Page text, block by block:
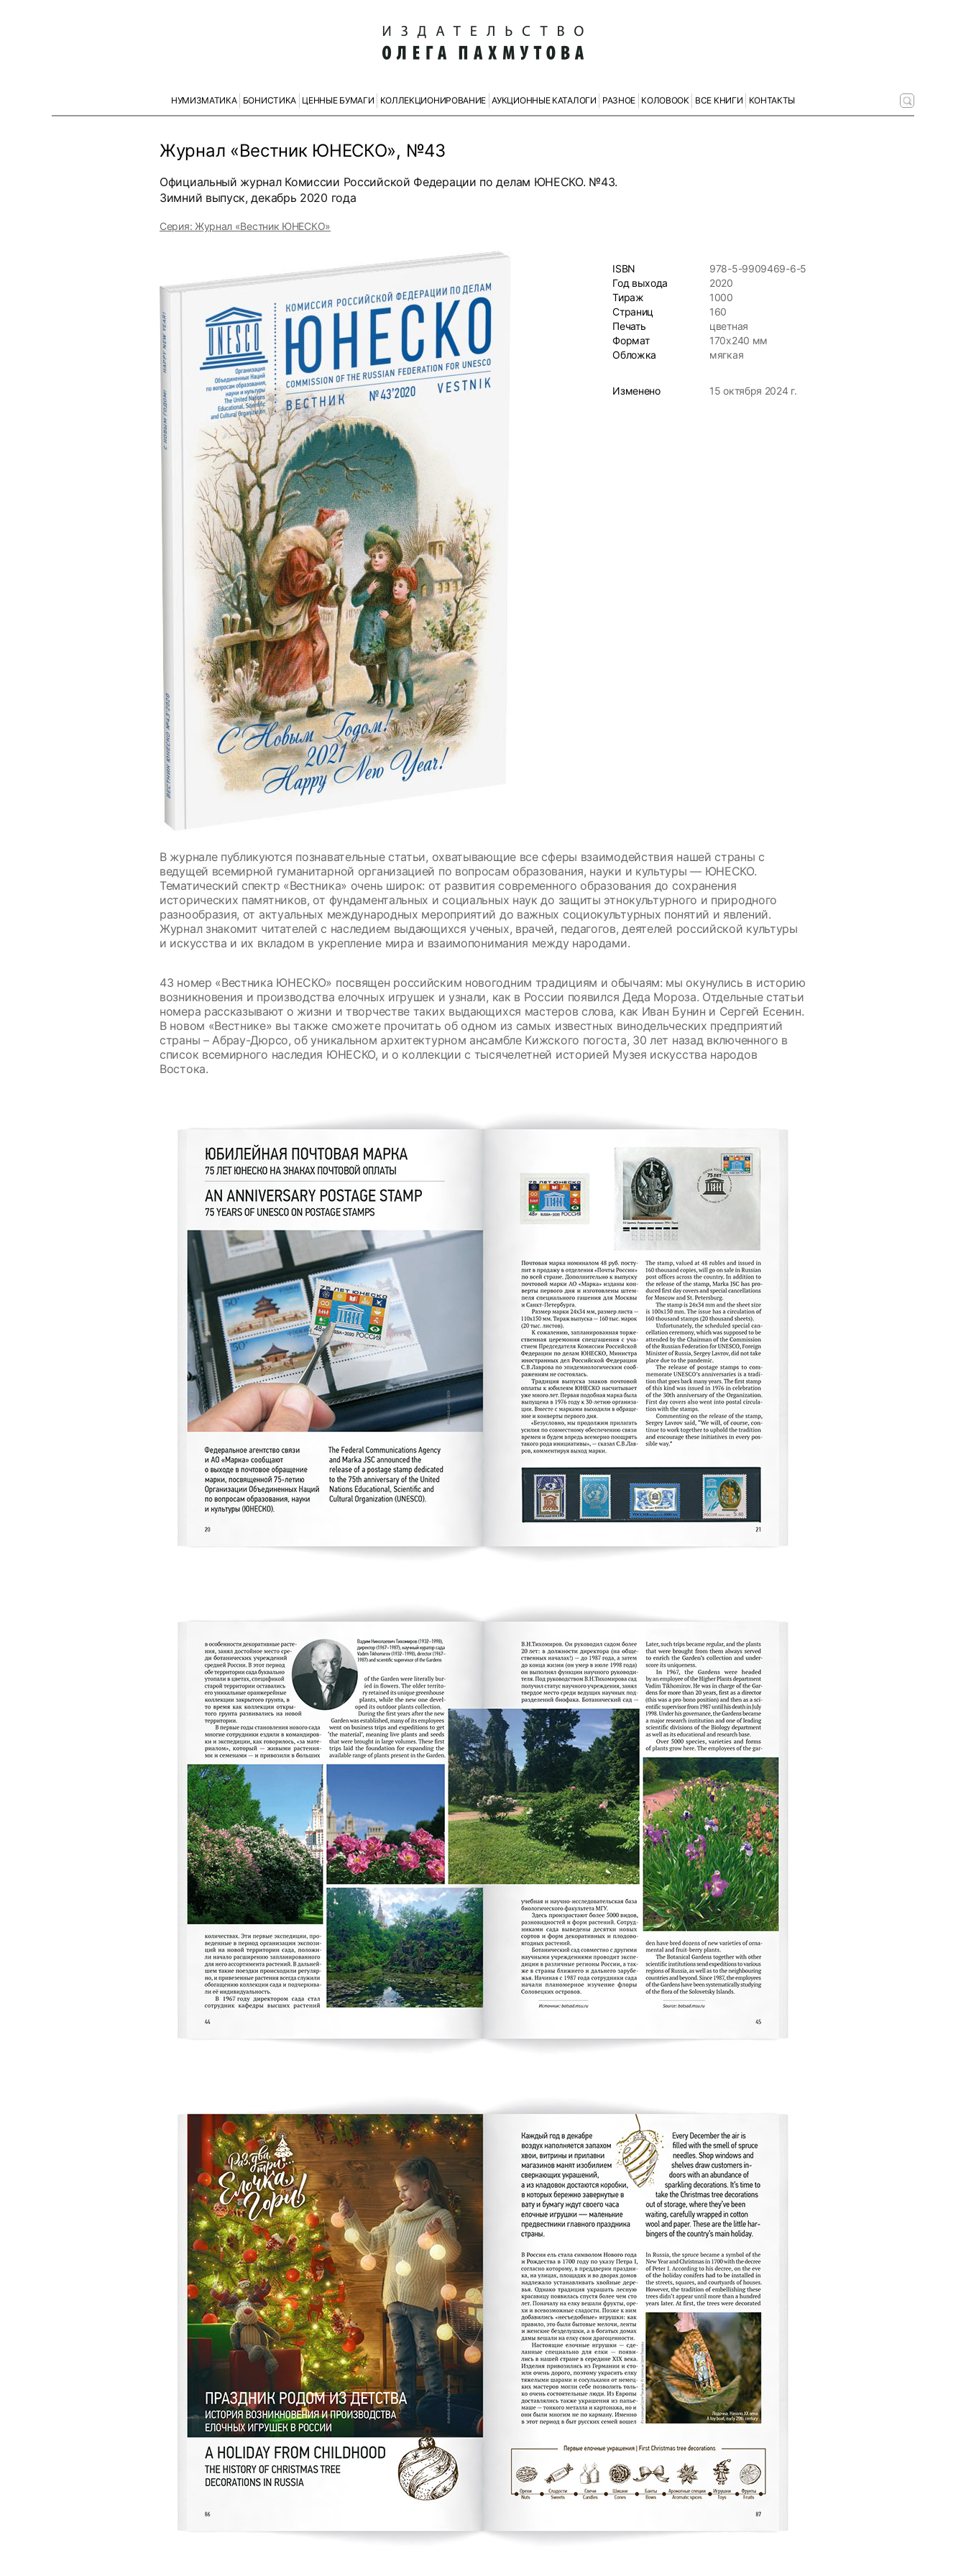
НУМИЗМАТИКА БОНИСТИКА ЦЕННЫЕ БУМАГИ КОЛЛЕКЦИОНИРОВАНИЕ АУКЦИОННЫЕ КАТАЛОГИ РАЗНОЕ КОЛОBOOK ВСЕ КНИГИ КОНТАКТЫ
Журнал «Вестник ЮНЕСКО», №43
Официальный журнал Комиссии Российской Федерации по делам ЮНЕСКО. №43.
Зимний выпуск, декабрь 2020 года
Серия: Журнал «Вестник ЮНЕСКО»
ISBN
978-5-9909469-6-5
Год выхода
2020
Тираж
1000
Страниц
160
Печать
цветная
Формат
170х240 мм
Обложка
мягкая
Изменено 15 октября 2024 г.
В журнале публикуются познавательные статьи, охватывающие все сферы взаимодействия нашей страны с
ведущей всемирной гуманитарной организацией по вопросам образования, науки и культуры — ЮНЕСКО.
Тематический спектр «Вестника» очень широк: от развития современного образования до сохранения
исторических памятников, от фундаментальных и социальных наук до защиты этнокультурного и природного
разнообразия, от актуальных международных мероприятий до важных социокультурных понятий и явлений.
Журнал знакомит читателей с наследием выдающихся ученых, врачей, педагогов, деятелей российской культуры
и искусства и их вкладом в укрепление мира и взаимопонимания между народами.
43 номер «Вестника ЮНЕСКО» посвящен российским новогодним традициям и обычаям: мы окунулись в историю
возникновения и производства елочных игрушек и узнали, как в России появился Деда Мороза. Отдельные статьи
номера рассказывают о жизни и творчестве таких выдающихся мастеров слова, как Иван Бунин и Сергей Есенин.
В новом «Вестнике» вы также сможете прочитать об одном из самых известных винодельческих предприятий
страны – Абрау-Дюрсо, об уникальном архитектурном ансамбле Кижского погоста, 30 лет назад включенного в
список всемирного наследия ЮНЕСКО, и о коллекции с тысячелетней историей Музея искусства народов
Востока.